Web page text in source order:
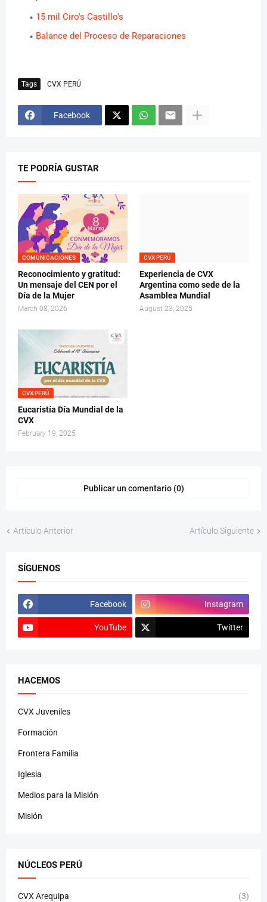
15 mil Ciro's Castillo's
Balance del Proceso de Reparaciones
Tags CVX PERÚ
Facebook
TE PODRÍA GUSTAR
COMUNICACIONES
Reconocimiento y gratitud:
Un mensaje del CEN por el
Día de la Mujer
March 08, 2026
CVX PERÚ
Experiencia de CVX
Argentina como sede de la
Asamblea Mundial
August 23, 2025
CVX PERÚ
Eucaristía Día Mundial de la
CVX
February 19, 2025
Publicar un comentario (0)
Artículo Anterior Artículo Siguiente
SÍGUENOS
Facebook Instagram
YouTube Twitter
HACEMOS
CVX Juveniles
Formación
Frontera Familia
Iglesia
Medios para la Misión
Misión
NÚCLEOS PERÚ
CVX Arequipa (3)